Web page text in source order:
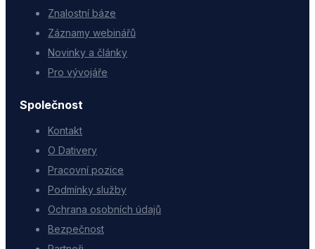
Znalostní báze
Záznamy webinářů
Novinky a články
Pro vývojáře
Společnost
Kontakt
O Dativery
Pracovní pozice
Podmínky služby
Ochrana osobních údajů
Bezpečnost